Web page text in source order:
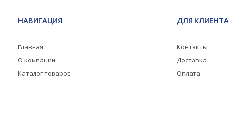
НАВИГАЦИЯ
Главная
О компании
Каталог товаров
ДЛЯ КЛИЕНТА
Контакты
Доставка
Оплата